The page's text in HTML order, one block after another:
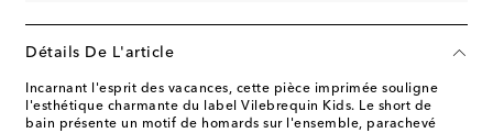
Détails De L'article
Incarnant l'esprit des vacances, cette pièce imprimée souligne
l'esthétique charmante du label Vilebrequin Kids. Le short de
bain présente un motif de homards sur l'ensemble, parachevé